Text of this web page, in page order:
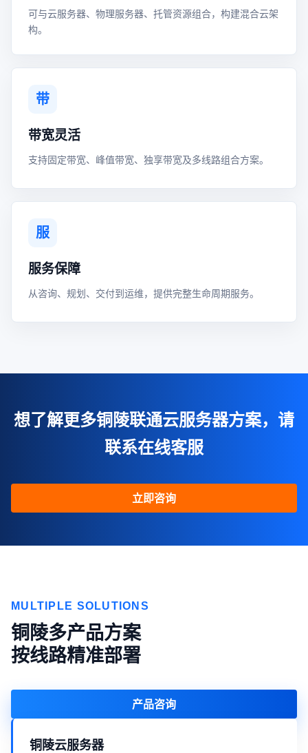
可与云服务器、物理服务器、托管资源组合，构建混合云架
构。
带
带宽灵活
支持固定带宽、峰值带宽、独享带宽及多线路组合方案。
服
服务保障
从咨询、规划、交付到运维，提供完整生命周期服务。
想了解更多铜陵联通云服务器方案，请
联系在线客服
立即咨询
MULTIPLE SOLUTIONS
铜陵多产品方案
按线路精准部署
产品咨询
铜陵云服务器